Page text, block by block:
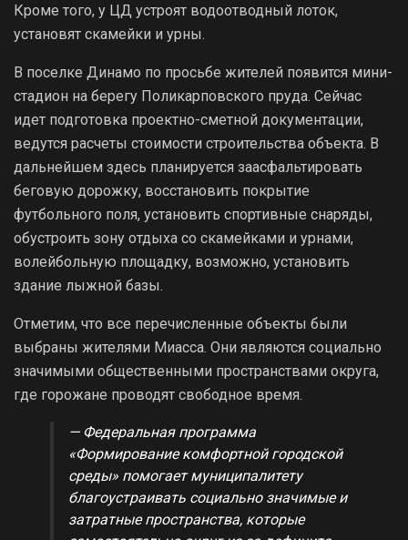
Кроме того, у ЦД устроят водоотводный лоток,
установят скамейки и урны.
В поселке Динамо по просьбе жителей появится мини-
стадион на берегу Поликарповского пруда. Сейчас
идет подготовка проектно-сметной документации,
ведутся расчеты стоимости строительства объекта. В
дальнейшем здесь планируется заасфальтировать
беговую дорожку, восстановить покрытие
футбольного поля, установить спортивные снаряды,
обустроить зону отдыха со скамейками и урнами,
волейбольную площадку, возможно, установить
здание лыжной базы.
Отметим, что все перечисленные объекты были
выбраны жителями Миасса. Они являются социально
значимыми общественными пространствами округа,
где горожане проводят свободное время.
— Федеральная программа
«Формирование комфортной городской
среды» помогает муниципалитету
благоустраивать социально значимые и
затратные пространства, которые